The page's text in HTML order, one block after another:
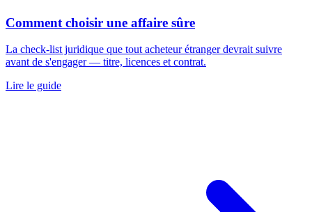
Comment choisir une affaire sûre
La check-list juridique que tout acheteur étranger devrait suivre
avant de s'engager — titre, licences et contrat.
Lire le guide